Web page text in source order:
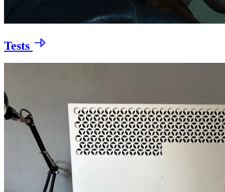
Tests